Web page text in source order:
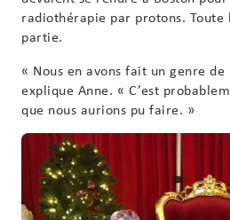
radiothérapie par protons.
partie.
« Nous en avons fait un genre
explique Anne. « C’est
que nous aurions pu faire. »